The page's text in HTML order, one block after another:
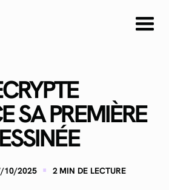
SA PREMIÈRE
10/2025 · 2 MIN DE LECTURE